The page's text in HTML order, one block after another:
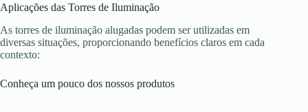
Aplicações das Torres de Iluminação
As torres de iluminação alugadas podem ser utilizadas em
diversas situações, proporcionando benefícios claros em cada
contexto:
Conheça um pouco dos nossos produtos